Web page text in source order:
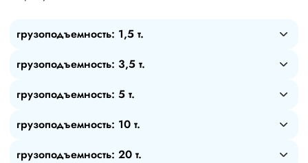
грузоподъемность: 1,5 т.
грузоподъемность: 3,5 т.
грузоподъемность: 5 т.
грузоподъемность: 10 т.
грузоподъемность: 20 т.